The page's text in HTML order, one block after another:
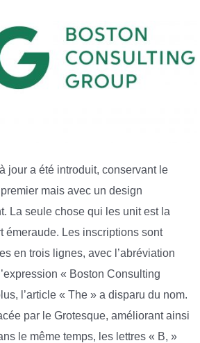
jour a été introduit, conservant le
mais avec un design
La seule chose qui les unit est la
émeraude. Les inscriptions sont
en trois lignes, avec l’abréviation
« Boston Consulting
l’article « The » a disparu du nom.
par le Grotesque, améliorant ainsi
le même temps, les lettres « B, »